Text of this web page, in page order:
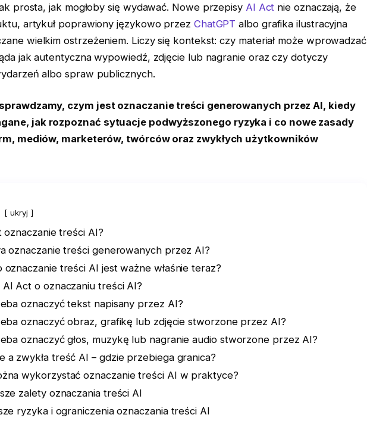
prosta, jak mogłoby się wydawać. Nowe przepisy AI Act nie oznaczają, że
artykuł poprawiony językowo przez ChatGPT albo grafika ilustracyjna
wielkim ostrzeżeniem. Liczy się kontekst: czy materiał może wprowadzać
jak autentyczna wypowiedź, zdjęcie lub nagranie oraz czy dotyczy
albo spraw publicznych.
czym jest oznaczanie treści generowanych przez AI, kiedy
jak rozpoznać sytuacje podwyższonego ryzyka i co nowe zasady
mediów, marketerów, twórców oraz zwykłych użytkowników
ukryj
oznaczanie treści AI?
oznaczanie treści generowanych przez AI?
oznaczanie treści AI jest ważne właśnie teraz?
AI Act o oznaczaniu treści AI?
oznaczyć tekst napisany przez AI?
oznaczyć obraz, grafikę lub zdjęcie stworzone przez AI?
oznaczyć głos, muzykę lub nagranie audio stworzone przez AI?
a zwykła treść AI – gdzie przebiega granica?
wykorzystać oznaczanie treści AI w praktyce?
zalety oznaczania treści AI
ryzyka i ograniczenia oznaczania treści AI